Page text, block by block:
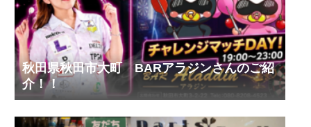
秋田県秋田市大町 BARアラジンさんのご紹
介！！